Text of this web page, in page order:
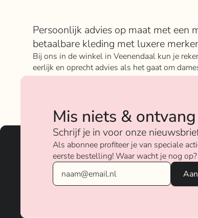
Over Rokje Klokje
Persoonlijk advies op maat met een
betaalbare kleding met luxere
Bij ons in de winkel in Veenendaal kun je
eerlijk en oprecht advies als het gaat om
geloven sterk in ons concept; het mixen en
Over ons
Mis niets &
Schrijf je in voor onze
Als abonnee profiteer je van speciale
eerste bestelling! Waar wacht je nog